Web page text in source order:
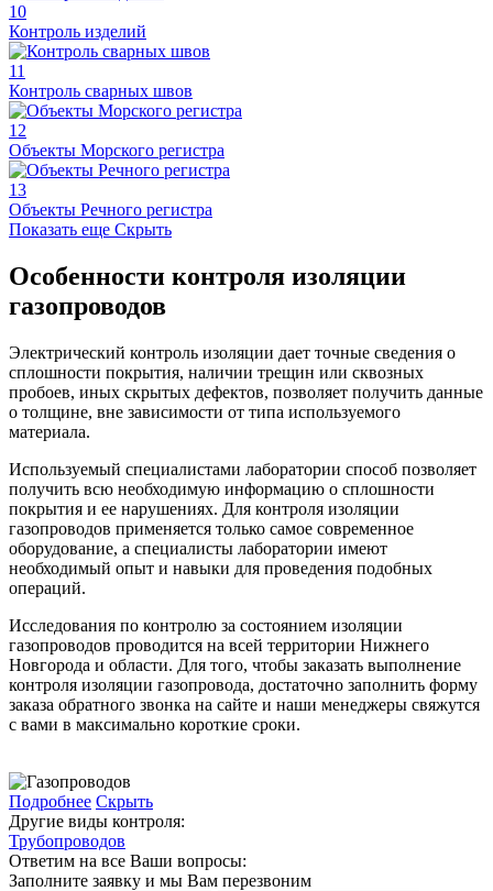
10
Контроль изделий
11
Контроль сварных швов
12
Объекты Морского регистра
13
Объекты Речного регистра
Показать еще Скрыть
Особенности контроля изоляции
газопроводов
Электрический контроль изоляции дает точные сведения о
сплошности покрытия, наличии трещин или сквозных
пробоев, иных скрытых дефектов, позволяет получить данные
о толщине, вне зависимости от типа используемого
материала.
Используемый специалистами лаборатории способ позволяет
получить всю необходимую информацию о сплошности
покрытия и ее нарушениях. Для контроля изоляции
газопроводов применяется только самое современное
оборудование, а специалисты лаборатории имеют
необходимый опыт и навыки для проведения подобных
операций.
Исследования по контролю за состоянием изоляции
газопроводов проводится на всей территории Нижнего
Новгорода и области. Для того, чтобы заказать выполнение
контроля изоляции газопровода, достаточно заполнить форму
заказа обратного звонка на сайте и наши менеджеры свяжутся
с вами в максимально короткие сроки.
Подробнее Скрыть
Другие виды контроля:
Трубопроводов
Ответим на все Ваши вопросы:
Заполните заявку и мы Вам перезвоним